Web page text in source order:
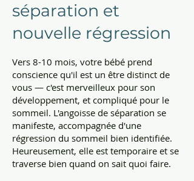
séparation et
nouvelle régression
Vers 8-10 mois, votre bébé prend
conscience qu'il est un être distinct de
vous — c'est merveilleux pour son
développement, et compliqué pour le
sommeil. L'angoisse de séparation se
manifeste, accompagnée d'une
régression du sommeil bien identifiée.
Heureusement, elle est temporaire et se
traverse bien quand on sait quoi faire.